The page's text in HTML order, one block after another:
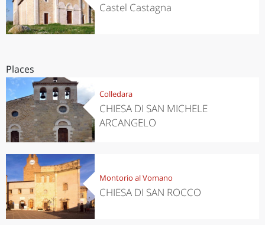
Castel Castagna
Places
Colledara
CHIESA DI SAN MICHELE
ARCANGELO
Montorio al Vomano
CHIESA DI SAN ROCCO